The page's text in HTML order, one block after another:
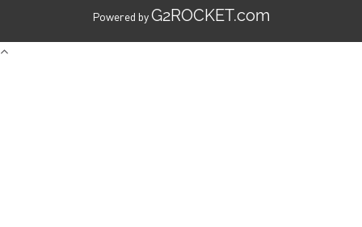
Powered byG2ROCKET.com